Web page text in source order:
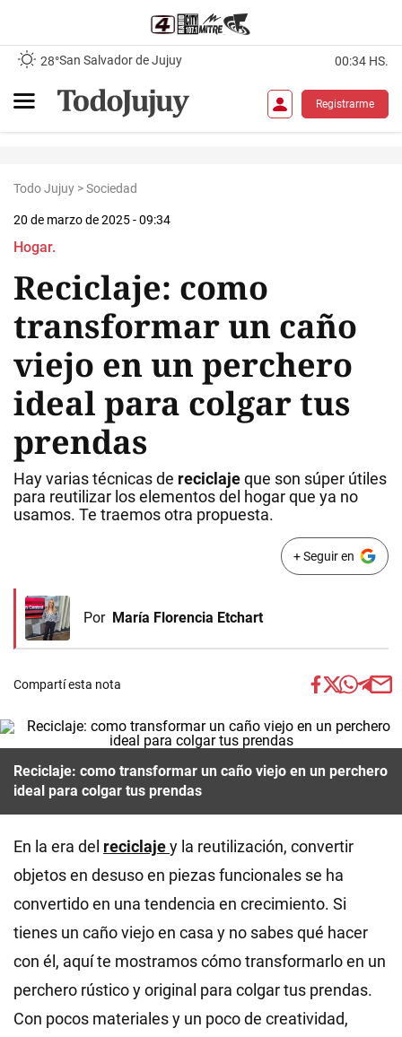
28°San Salvador de Jujuy 00:34 HS.
Registrarme
Todo Jujuy >Sociedad
20 de marzo de 2025 - 09:34
Hogar.
Reciclaje: como
transformar un caño
viejo en un perchero
ideal para colgar tus
prendas
Hay varias técnicas de reciclajeque son súper útiles
para reutilizar los elementos del hogar que ya no
usamos. Te traemos otra propuesta.
+ Seguir en
Por María Florencia Etchart
Compartí esta nota
Reciclaje: como transformar un caño viejo en un perchero
ideal para colgar tus prendas
En la era del reciclajey la reutilización, convertir
objetos en desuso en piezas funcionales se ha
convertido en una tendencia en crecimiento. Si
tienes un caño viejo en casa y no sabes qué hacer
con él, aquí te mostramos cómo transformarlo en un
perchero rústico y original para colgar tus prendas.
Con pocos materiales y un poco de creatividad,